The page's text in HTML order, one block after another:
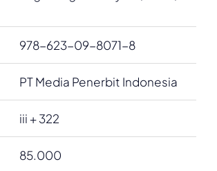
978-623-09-8071-8
PT Media Penerbit Indonesia
iii + 322
85.000